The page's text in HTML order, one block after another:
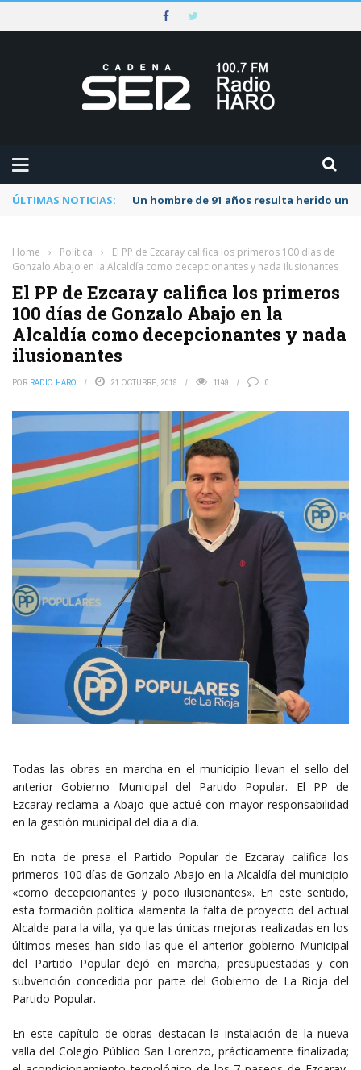
ÚLTIMAS NOTICIAS: Un hombre de 91 años resulta herido
Home › Política ›
El PP de Ezcaray califica los primeros 100 días de
Gonzalo Abajo en la Alcaldía como decepcionantes y nada ilusionantes
El PP de Ezcaray califica los primeros
100 días de Gonzalo Abajo en la
Alcaldía como decepcionantes y nada
ilusionantes
POR RADIO HARO 21 OCTUBRE, 2019 1149 0
Todas las obras en marcha en el municipio llevan el sello del
anterior Gobierno Municipal del Partido Popular. El PP de
Ezcaray reclama a Abajo que actué con mayor responsabilidad
en la gestión municipal del día a día.
En nota de presa el Partido Popular de Ezcaray califica los
primeros 100 días de Gonzalo Abajo en la Alcaldía del municipio
«como decepcionantes y poco ilusionantes». En este sentido,
esta formación política «lamenta la falta de proyecto del actual
Alcalde para la villa, ya que las únicas mejoras realizadas en los
últimos meses han sido las que el anterior gobierno Municipal
del Partido Popular dejó en marcha, presupuestadas y con
subvención concedida por parte del Gobierno de La Rioja del
Partido Popular.
En este capítulo de obras destacan la instalación de la nueva
valla del Colegio Público San Lorenzo, prácticamente finalizada;